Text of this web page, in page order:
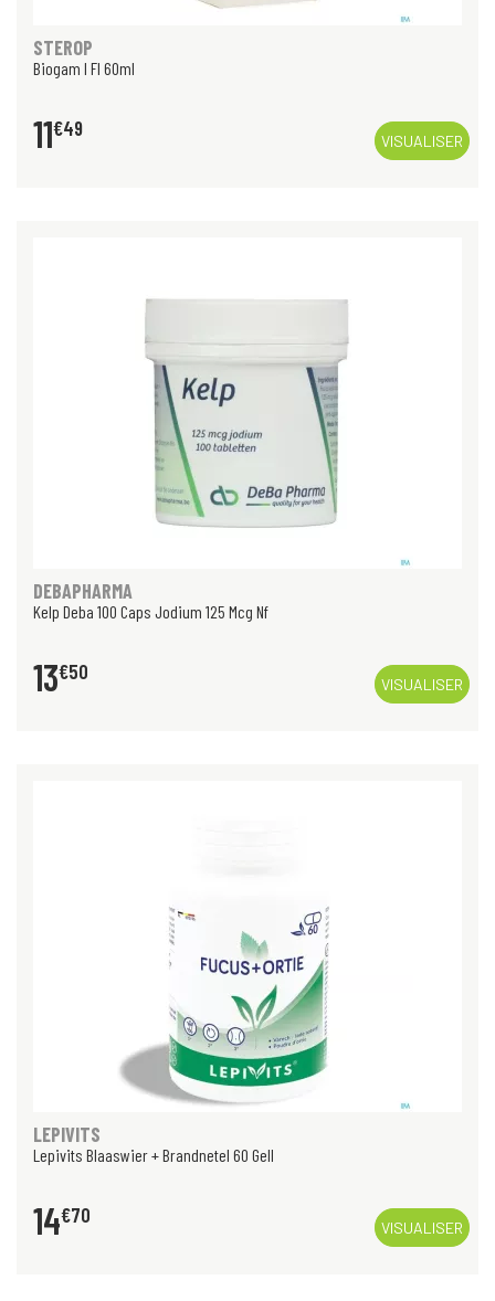
STEROP
Biogam I Fl 60ml
11€49
VISUALISER
DEBAPHARMA
Kelp Deba 100 Caps Jodium 125 Mcg Nf
13€50
VISUALISER
LEPIVITS
Lepivits Blaaswier + Brandnetel 60 Gell
14€70
VISUALISER